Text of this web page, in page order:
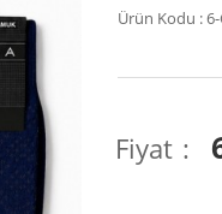
Ürün Kodu :
Fiyat